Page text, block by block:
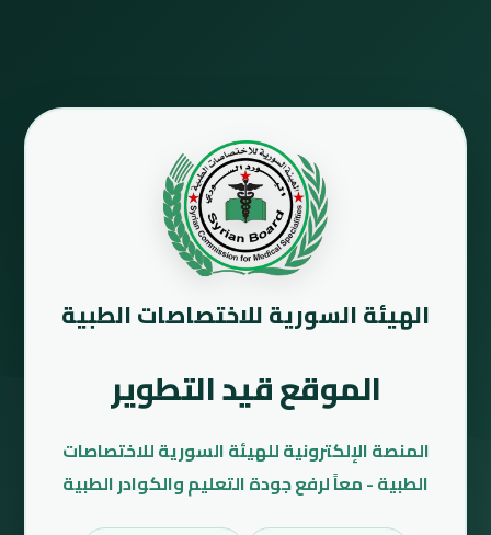
الهيئة السورية للاختصاصات الطبية
الموقع قيد التطوير
المنصة الإلكترونية للهيئة السورية للاختصاصات
الطبية - معاً لرفع جودة التعليم والكوادر الطبية